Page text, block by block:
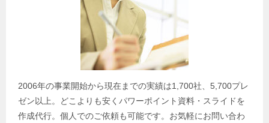
2006年の事業開始から現在までの実績は1,700社、5,700プレ
ゼン以上。どこよりも安くパワーポイント資料・スライドを
作成代行。個人でのご依頼も可能です。お気軽にお問い合わ